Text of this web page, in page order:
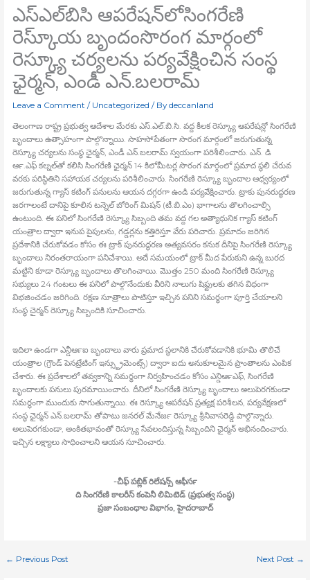
ఎస్‍ఎల్‍బిసి ఆపరేషన్‍లోసింగరేణి
రెస్కూ్య బృందంసొరంగ మార్గంలో
రెస్క్యూ చర్యలను పర్యవేక్షించిన సంస్థ
ఛైర్మన్‍, ఎండీ ఎన్‍.బలరామ్‍
Leave a Comment / Uncategorized / Bydeccanland
తెలంగాణ రాష్ట్ర ప్రభుత్వ ఆదేశాల మేరకు ఎస్‍.ఎల్‍.బి.సి. వద్ద కీలక రెస్క్యూ ఆపరేషన్లో సింగరేణి
బృందాలు ఉత్సాహంగా పాల్గొన్నాయి. సాహసోపేతంగా సొరంగ మార్గంలో జరుగుతున్న
రెస్క్యూ చర్యలను సంస్థ ఛైర్మన్‍, ఎండీ ఎన్‍.బలరామ్‍ స్వయంగా పరిశీలించారు. ఎన్‍. డి
ఆర్‍.ఎఫ్‍ కల్నల్‍తో కలిసి సింగరేణి ఛైర్మన్‍ 14 కిలోమీటర్ల సొరంగ మార్గంలో ప్రమాద స్థలి చేరువ
వరకు పరిస్థితిని సహాయక చర్యలను పరిశీలించారు. సింగరేణి రెస్క్యూ బృందాల ఆధ్వర్యంలో
జరుగుతున్న గ్యాస్‍ కటింగ్‍ పనులను ఆయన దగ్గరగా ఉండి పర్యవేక్షించారు. ట్రాకు పునరుద్ధరణ
జరగాలంటే దానిపై కూలిన టన్నెల్‍ బోరింగ్‍ మిషన్‍ (టీ.బి.ఎం) భాగాలను తొలగించాల్సి
ఉంటుంది. ఈ పనిలో సింగరేణి రెస్క్యూ సిబ్బంది తమ వద్ద గల అత్యాధునిక గ్యాస్‍ కటింగ్‍
యంత్రాల ద్వారా ఇనుప పైపులను, గడ్డర్లను కత్తిరిస్తూ వేరు పరిచారు. ప్రమాదం జరిగిన
ప్రదేశానికి చేరుకోవడం కోసం ఈ ట్రాక్‍ పునరుద్ధరణ అత్యవసరం కనుక దీనిపై సింగరేణి రెస్క్యూ
బృందాలు నిరంతరాయంగా పనిచేశాయి. అదే సమయంలో ట్రాక్‍ మీద పేరుకుని ఉన్న బురద
మట్టిని కూడా రెస్క్యూ బృందాలు తొలగించాయి. మొత్తం 250 మంది సింగరేణి రెస్క్యూ
సభ్యులు 24 గంటలు ఈ పనిలో పాల్గొనేందుకు వీరిని నాలుగు షిఫ్టులకు తగిన విధంగా
విభజించడం జరిగింది. రక్షణ సూత్రాలు పాటిస్తూ ఇచ్చిన పనిని సమర్థంగా పూర్తి చేయాలని
సంస్థ చైర్మన్‍ రెస్క్యూ సిబ్బందికి సూచించారు.
ఇదిలా ఉండగా ఎన్డీఆర్‍ఐ బృందాలు వారు ప్రమాద స్థలానికి చేరుకోవడానికి భూమి తొలిచే
యంత్రాల (గ్రౌండ్‍ పెనట్రేటింగ్‍ ఇన్స్ట్రుమెంట్స్) ద్వారా ఐదు అనుకూలమైన ప్రాంతాలను ఎంపిక
చేశారు. ఈ ప్రదేశాలలో తవ్వకాన్ని సమర్ధంగా నిర్వహించడం కోసం ఎన్డిఆర్‍ఎఫ్‍, సింగరేణి
బృందాలకు పనులు పురమాయించారు. దీనిలో సింగరేణి రెస్క్యూ బృందాలు అలుపెరగకుండా
సమర్థంగా ముందుకు సాగుతున్నాయి. ఈ రెస్క్యూ ఆపరేషన్‍ ప్రత్యక్ష పరిశీలన, పర్యవేక్షణలో
సంస్థ ఛైర్మన్‍ ఎన్‍.బలరామ్‍ తోపాటు జనరల్‍ మేనేజర్‍ రెస్క్యూ శ్రీనివాసరెడ్డి పాల్గొన్నారు.
అలుపెరగకుండా, అంకితభావంతో రెస్క్యూ సేవలందిస్తున్న సిబ్బందిని ఛైర్మన్‍ అభినందించారు.
ఇచ్చిన లక్ష్యాలు సాధించాలని ఆయన సూచించారు.
-చీఫ్‍ పబ్లిక్‍ రిలేషన్స్ ఆఫీసర్‍
ది సింగరేణి కాలరీస్‍ కంపెనీ లిమిటెడ్‍ (ప్రభుత్వ సంస్థ)
ప్రజా సంబంధాల విభాగం, హైదరాబాద్
← Previous Post Next Post →